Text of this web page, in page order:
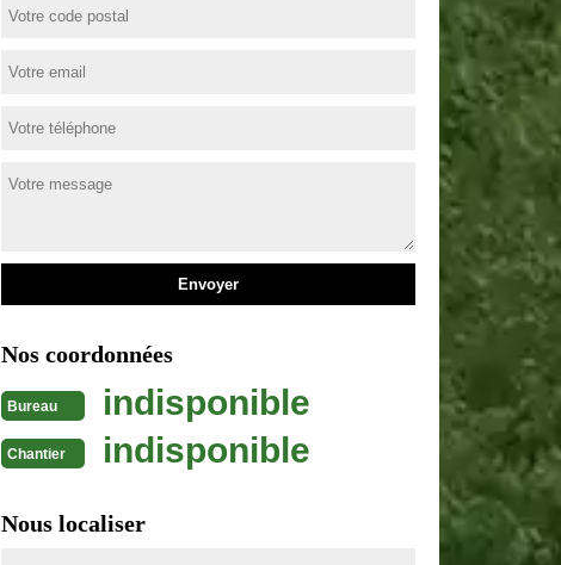
Nos coordonnées
Bureau indisponible
Chantier indisponible
Nous localiser